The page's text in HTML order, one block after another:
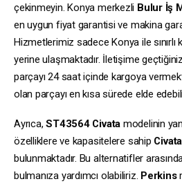
çekinmeyin. Konya merkezli Bulur İş
en uygun fiyat garantisi ve makina
Hizmetlerimiz sadece Konya ile sınırlı
yerine ulaşmaktadır. İletişime
parçayı 24 saat içinde kargoya
olan parçayı en kısa sürede elde
Ayrıca,ST43564 Civata modelinin
özelliklere ve kapasitelere sahip Civata
bulunmaktadır. Bu alternatifler
bulmanıza yardımcı olabiliriz. Perkins